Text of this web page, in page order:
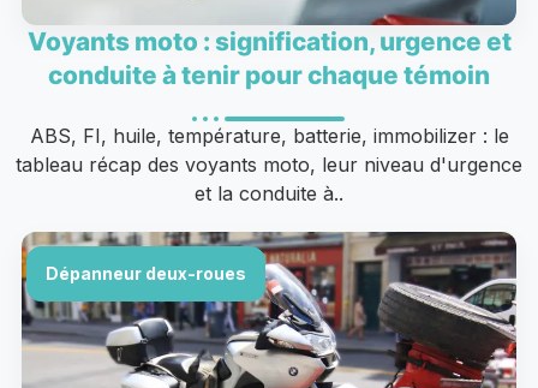
Voyants moto : signification, urgence et
conduite à tenir pour chaque témoin
ABS, FI, huile, température, batterie, immobilizer : le
tableau récap des voyants moto, leur niveau d'urgence
et la conduite à..
Dépanneur deux-roues